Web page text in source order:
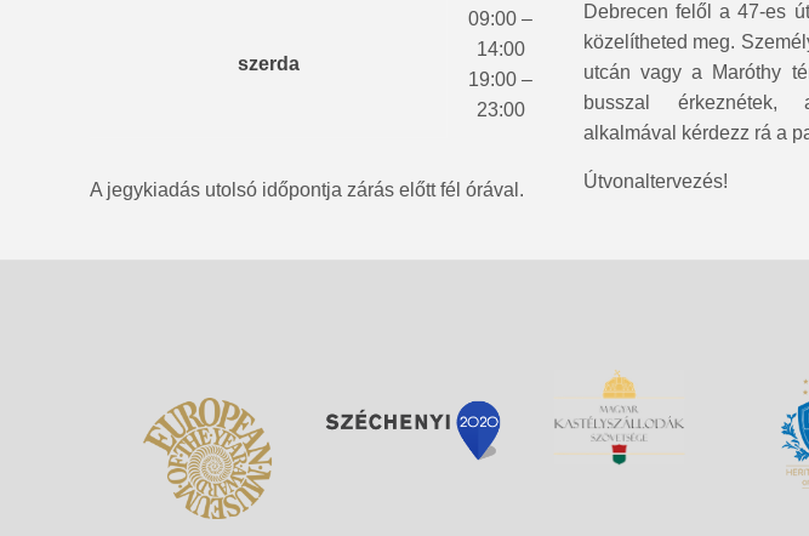
szerda
09:00 –
14:00
19:00 –
23:00
A jegykiadás utolsó időpontja zárás előtt fél órával.
Debrecen felől a 47-es
közelítheted meg.
utcán vagy a Maróthy
busszal érkeznétek,
alkalmával kérdezz rá a
Útvonaltervezés!